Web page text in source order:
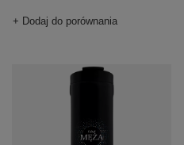
+ Dodaj do porównania